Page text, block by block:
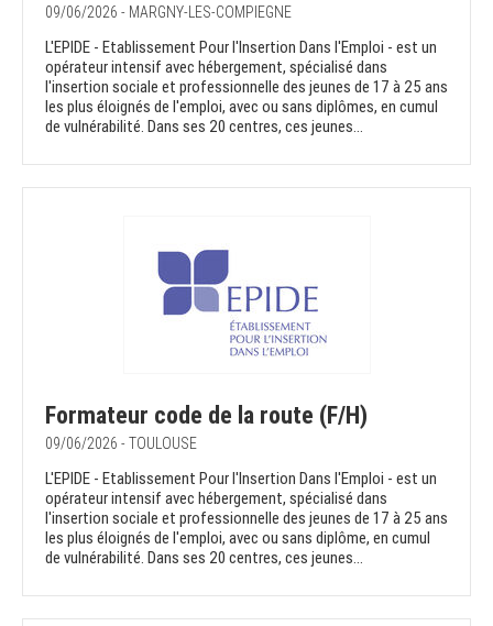
09/06/2026 - MARGNY-LES-COMPIEGNE
L'EPIDE - Etablissement Pour l'Insertion Dans l'Emploi - est un
opérateur intensif avec hébergement, spécialisé dans
l'insertion sociale et professionnelle des jeunes de 17 à 25 ans
les plus éloignés de l'emploi, avec ou sans diplômes, en cumul
de vulnérabilité. Dans ses 20 centres, ces jeunes...
Formateur code de la route (F/H)
09/06/2026 - TOULOUSE
L'EPIDE - Etablissement Pour l'Insertion Dans l'Emploi - est un
opérateur intensif avec hébergement, spécialisé dans
l'insertion sociale et professionnelle des jeunes de 17 à 25 ans
les plus éloignés de l'emploi, avec ou sans diplôme, en cumul
de vulnérabilité. Dans ses 20 centres, ces jeunes...